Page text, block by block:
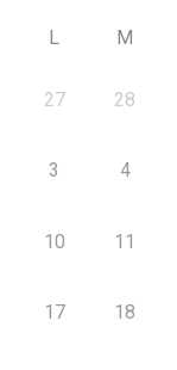
L M
27 28
3 4
10 11
17 18